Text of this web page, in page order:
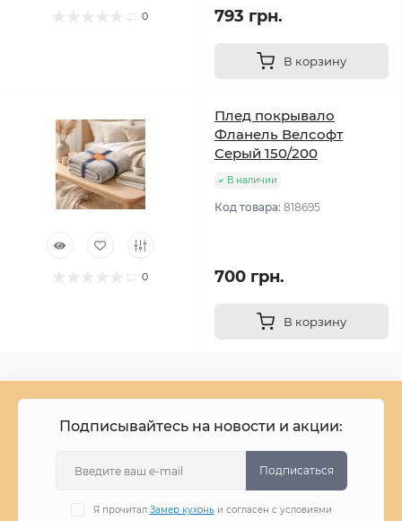
0 793 грн.
В корзину
0
Плед покрывало
Фланель Велсофт
Серый 150/200
В наличии
Код товара: 818695
700 грн.
В корзину
Подписывайтесь на новости и акции:
Подписаться
Я прочитал Замер кухоньи согласен с условиями